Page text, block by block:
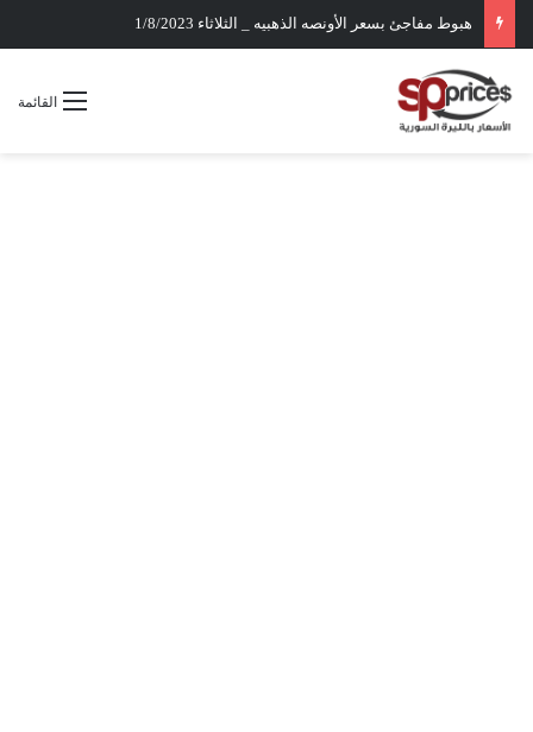
هبوط مفاجئ بسعر الأونصه الذهبيه _ الثلاثاء 1/8/2023
القائمة